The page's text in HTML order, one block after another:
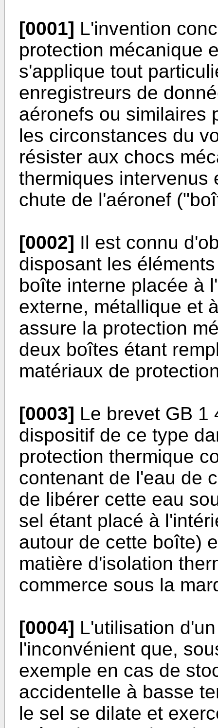
[0001] L'invention
protection mécanique
s'applique tout
enregistreurs de
aéronefs ou similaires
les circonstances du
résister aux chocs
thermiques intervenus
chute de l'aéronef
[0002] Il est connu
disposant les
boîte interne placée à
externe, métallique et
assure la protection
deux boîtes étant
matériaux de
[0003] Le brevet GB 1
dispositif de ce type
protection thermique
contenant de l'eau de
de libérer cette eau
sel étant placé à
autour de cette boîte)
matière d'isolation
commerce sous la
[0004] L'utilisation
l'inconvénient que,
exemple en cas de
accidentelle à basse
le sel se dilate et